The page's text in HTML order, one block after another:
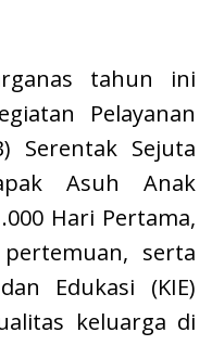
tahun ini
Pelayanan
Serentak Sejuta
Asuh Anak
Hari Pertama,
serta
Edukasi (KIE)
keluarga di